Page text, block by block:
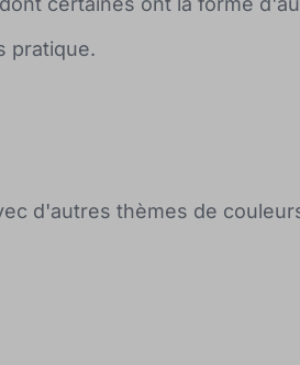
pratique.
d'autres thèmes de